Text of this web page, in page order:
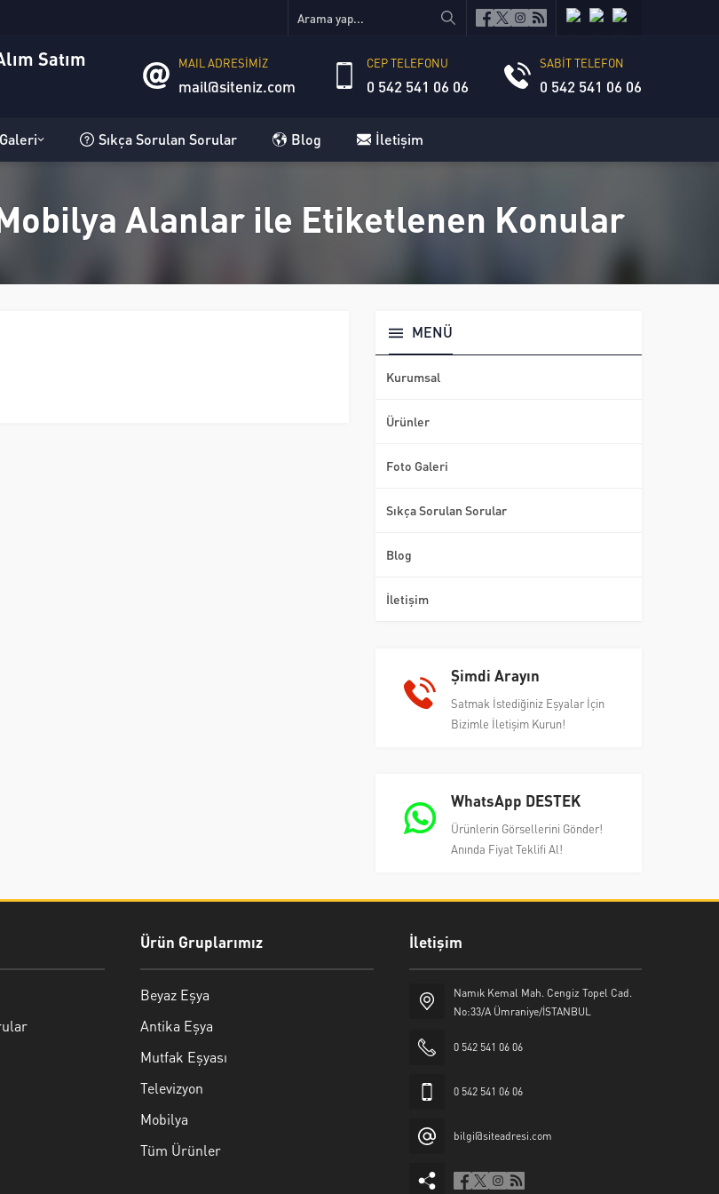
MAIL ADRESİMİZ
mail@siteniz.com
CEP TELEFONU
0 542 541 06 06
SABİT TELEFON
0 542 541 06 06
Sıkça Sorulan Sorular Blog İletişim
Alanlar ile Etiketlenen Konular
MENÜ
Kurumsal
Ürünler
Foto Galeri
Sıkça Sorulan Sorular
Blog
İletişim
Şimdi Arayın
Satmak İstediğiniz Eşyalar İçin
Bizimle İletişim Kurun!
WhatsApp DESTEK
Ürünlerin Görsellerini Gönder!
Anında Fiyat Teklifi Al!
Ürün Gruplarımız
Beyaz Eşya
Antika Eşya
Mutfak Eşyası
Televizyon
Mobilya
Tüm Ürünler
İletişim
Namık Kemal Mah. Cengiz Topel Cad.
No:33/A Ümraniye/İSTANBUL
0 542 541 06 06
0 542 541 06 06
bilgi@siteadresi.com